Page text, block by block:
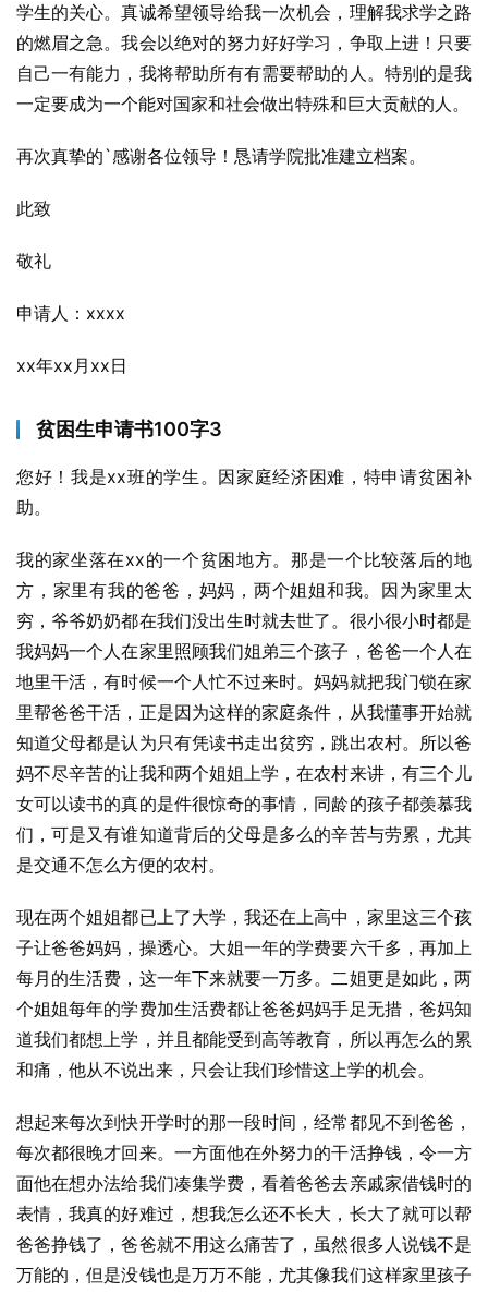
学生的关心。真诚希望领导给我一次机会，理解我求学之路
的燃眉之急。我会以绝对的努力好好学习，争取上进！只要
自己一有能力，我将帮助所有有需要帮助的人。特别的是我
一定要成为一个能对国家和社会做出特殊和巨大贡献的人。
再次真挚的`感谢各位领导！恳请学院批准建立档案。
此致
敬礼
申请人：xxxx
xx年xx月xx日
贫困生申请书100字3
您好！我是xx班的学生。因家庭经济困难，特申请贫困补
助。
我的家坐落在xx的一个贫困地方。那是一个比较落后的地
方，家里有我的爸爸，妈妈，两个姐姐和我。因为家里太
穷，爷爷奶奶都在我们没出生时就去世了。很小很小时都是
我妈妈一个人在家里照顾我们姐弟三个孩子，爸爸一个人在
地里干活，有时候一个人忙不过来时。妈妈就把我门锁在家
里帮爸爸干活，正是因为这样的家庭条件，从我懂事开始就
知道父母都是认为只有凭读书走出贫穷，跳出农村。所以爸
妈不尽辛苦的让我和两个姐姐上学，在农村来讲，有三个儿
女可以读书的真的是件很惊奇的事情，同龄的孩子都羡慕我
们，可是又有谁知道背后的父母是多么的辛苦与劳累，尤其
是交通不怎么方便的农村。
现在两个姐姐都已上了大学，我还在上高中，家里这三个孩
子让爸爸妈妈，操透心。大姐一年的学费要六千多，再加上
每月的生活费，这一年下来就要一万多。二姐更是如此，两
个姐姐每年的学费加生活费都让爸爸妈妈手足无措，爸妈知
道我们都想上学，并且都能受到高等教育，所以再怎么的累
和痛，他从不说出来，只会让我们珍惜这上学的机会。
想起来每次到快开学时的那一段时间，经常都见不到爸爸，
每次都很晚才回来。一方面他在外努力的干活挣钱，令一方
面他在想办法给我们凑集学费，看着爸爸去亲戚家借钱时的
表情，我真的好难过，想我怎么还不长大，长大了就可以帮
爸爸挣钱了，爸爸就不用这么痛苦了，虽然很多人说钱不是
万能的，但是没钱也是万万不能，尤其像我们这样家里孩子